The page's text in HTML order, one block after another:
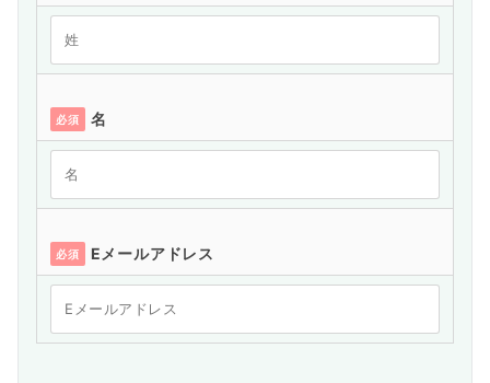
必須 名
必須 Eメールアドレス